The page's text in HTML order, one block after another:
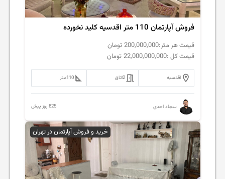
فروش آپارتمان 110 متر اقدسیه کلید نخورده
قیمت هر متر:200,000,000 تومان
قیمت کل :22,000,000,000 تومان
اقدسیه 2اتاق 110متر
سجاد احدی 825 روز پیش
خرید و فروش آپارتمان در تهران